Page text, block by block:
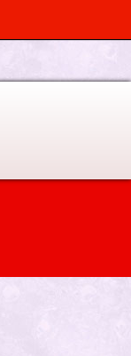
$current_object_id =